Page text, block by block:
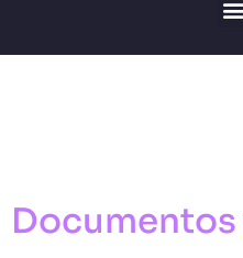
Documentos